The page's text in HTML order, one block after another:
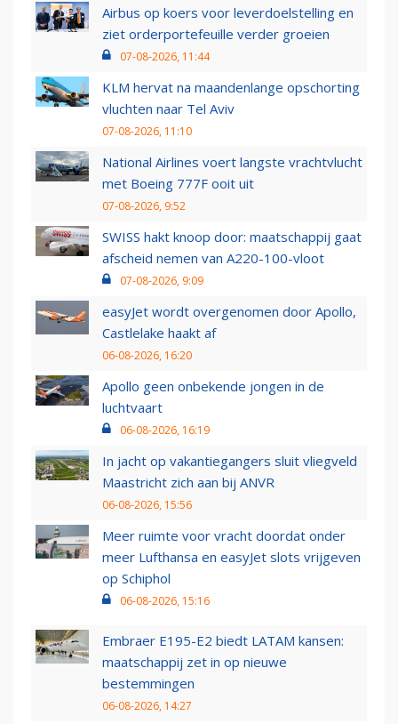
Airbus op koers voor leverdoelstelling en
ziet orderportefeuille verder groeien
07-08-2026, 11:44
KLM hervat na maandenlange opschorting
vluchten naar Tel Aviv
07-08-2026, 11:10
National Airlines voert langste vrachtvlucht
met Boeing 777F ooit uit
07-08-2026, 9:52
SWISS hakt knoop door: maatschappij gaat
afscheid nemen van A220-100-vloot
07-08-2026, 9:09
easyJet wordt overgenomen door Apollo,
Castlelake haakt af
06-08-2026, 16:20
Apollo geen onbekende jongen in de
luchtvaart
06-08-2026, 16:19
In jacht op vakantiegangers sluit vliegveld
Maastricht zich aan bij ANVR
06-08-2026, 15:56
Meer ruimte voor vracht doordat onder
meer Lufthansa en easyJet slots vrijgeven
op Schiphol
06-08-2026, 15:16
Embraer E195-E2 biedt LATAM kansen:
maatschappij zet in op nieuwe
bestemmingen
06-08-2026, 14:27